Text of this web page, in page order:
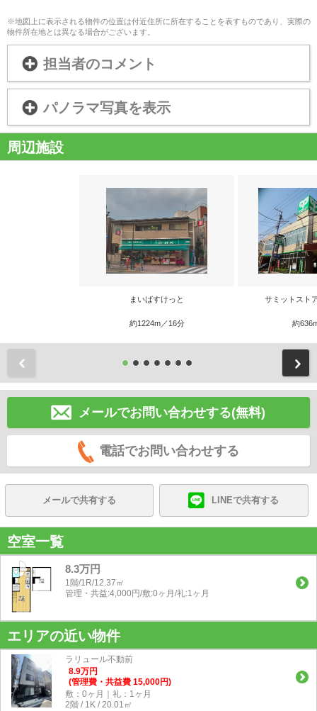
※地図上に表示される物件の位置は付近住所に所在することを表すものであり、実際の
物件所在地とは異なる場合がございます。
担当者のコメント
パノラマ写真を表示
周辺施設
まいばすけっと
約1224m／16分
サミットスト
約
メールでお問い合わせする(無料)
電話でお問い合わせする
メールで共有する LINEで共有する
空室一覧
8.3万円
1階/1R/12.37㎡
管理・共益:4,000円/敷:0ヶ月/礼:1ヶ月
エリアの近い物件
ラリュール不動前
8.9万円
(管理費・共益費 15,000円)
敷：0ヶ月｜礼：1ヶ月
2階 / 1K / 20.01㎡